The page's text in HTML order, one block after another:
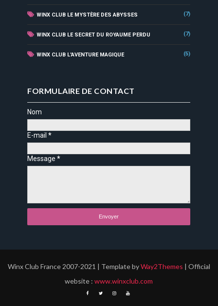
WINX CLUB LE MYSTÈRE DES ABYSSES (7)
WINX CLUB LE SECRET DU ROYAUME PERDU (7)
WINX CLUB L'AVENTURE MAGIQUE (5)
FORMULAIRE DE CONTACT
Nom
E-mail*
Message*
Winx Club France 2007-2021 | Template byWay2Themes | Official
website :www.winxclub.com